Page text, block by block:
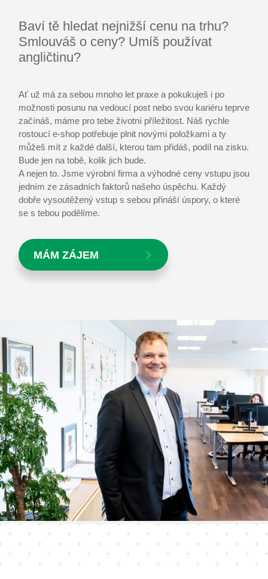
Baví tě hledat nejnižší cenu na trhu?
Smlouváš o ceny? Umíš používat
angličtinu?
Ať už má za sebou mnoho let praxe a pokukuješ i po
možnosti posunu na vedoucí post nebo svou kariéru teprve
začínáš, máme pro tebe životní příležitost. Náš rychle
rostoucí e-shop potřebuje plnit novými položkami a ty
můžeš mít z každé další, kterou tam přidáš, podíl na zisku.
Bude jen na tobě, kolik jich bude.
A nejen to. Jsme výrobní firma a výhodné ceny vstupu jsou
jedním ze zásadních faktorů našeho úspěchu. Každý
dobře vysoutěžený vstup s sebou přináší úspory, o které
se s tebou podělíme.
MÁM ZÁJEM